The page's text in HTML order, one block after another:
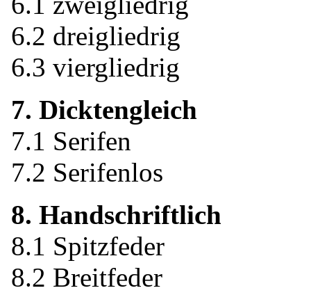
6.2 dreigliedrig
6.3 viergliedrig
7. Dicktengleich
7.1 Serifen
7.2 Serifenlos
8. Handschriftlich
8.1 Spitzfeder
8.2 Breitfeder